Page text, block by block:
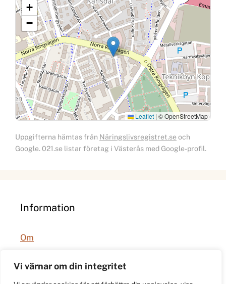
Vi värnar om din integritet
+
−
Leaflet | © OpenStreetMap
Uppgifterna hämtas från Näringslivsregistret.se och
Google. 021.se listar företag i Västerås med Google-profil.
Information
Om